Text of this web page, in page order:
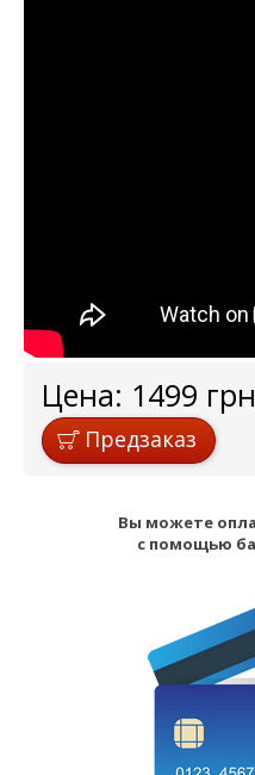
Цена: 1499
Предзаказ
Вы можете
с помощью